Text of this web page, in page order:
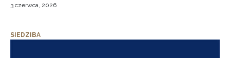
3 czerwca, 2026
SIEDZIBA